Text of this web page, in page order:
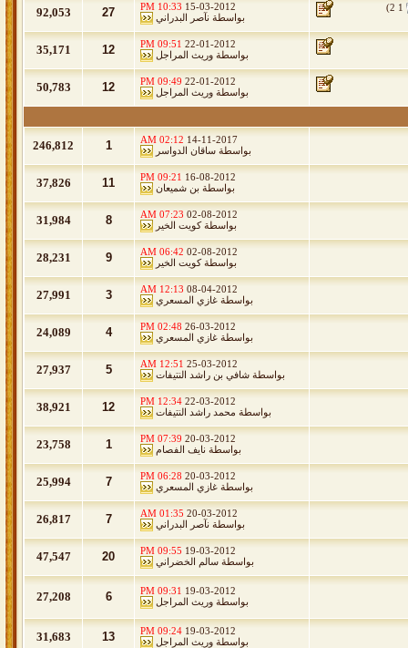
1
2
)
15-03-2012
10:33 PM
بواسطة نآصر البدراني 27
92,053
22-01-2012
09:51 PM
بواسطة وريث المراجل 12
35,171
22-01-2012
09:49 PM
بواسطة وريث المراجل 12
50,783
14-11-2017
02:12 AM
بواسطة ساقان الدواسر 1
246,812
16-08-2012
09:21 PM
بواسطة بن شميعان 11
37,826
02-08-2012
07:23 AM
بواسطةكويت الخير 8
31,984
02-08-2012
06:42 AM
بواسطةكويت الخير 9
28,231
08-04-2012
12:13 AM
بواسطة غازي المسعري 3
27,991
26-03-2012
02:48 PM
بواسطة غازي المسعري 4
24,089
25-03-2012
12:51 AM
بواسطة شافي بن راشد النتيفات 5
27,937
22-03-2012
12:34 PM
بواسطة محمد راشد النتيفات 12
38,921
20-03-2012
07:39 PM
بواسطة نايف الفصام 1
23,758
20-03-2012
06:28 PM
بواسطة غازي المسعري 7
25,994
20-03-2012
01:35 AM
بواسطة نآصر البدراني 7
26,817
19-03-2012
09:55 PM
بواسطة سالم الخضراني 20
47,547
19-03-2012
09:31 PM
بواسطة وريث المراجل 6
27,208
19-03-2012
09:24 PM
بواسطة وريث المراجل 13
31,683